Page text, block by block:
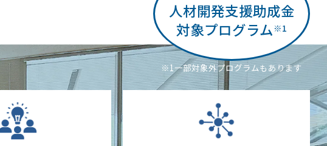
人材開発支援助成金
対象プログラム ※1
※1一部対象外プログラムもあります